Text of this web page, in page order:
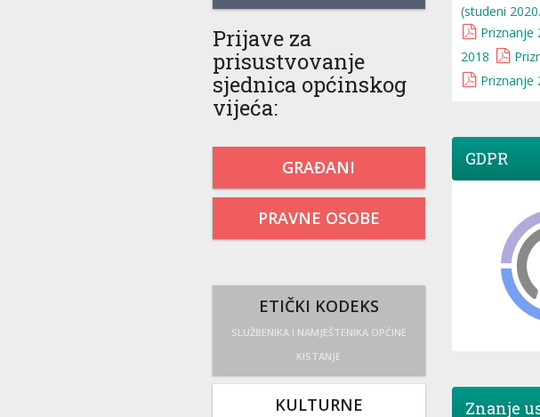
Prijave za
prisustvovanje
sjednica općinskog
vijeća:
GRAĐANI
PRAVNE OSOBE
ETIČKI KODEKS
SLUŽBENIKA I NAMJEŠTENIKA OPĆINE
KISTANJE
KULTURNE
(studeni
Priznanje
2018
Priznanje
GDPR
Znanje